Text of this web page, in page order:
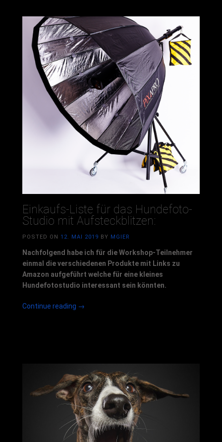
Einkaufs-Liste für das Hundefoto-
Studio mit Aufsteckblitzen:
POSTED ON 12. MAI 2019 BY MGIER
Nachfolgend habe ich für die Workshop-Teilnehmer
einmal die verschiedenen Produkte mit Links zu
Amazon aufgeführt welche für eine kleines
Hundefotostudio interessant sein könnten.
Continue reading „Einkaufs-
Aufsteckblitzen:“
→